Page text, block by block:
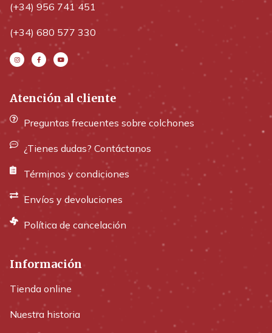
(+34) 956 741 451
(+34) 680 577 330
Atención al cliente
Preguntas frecuentes sobre colchones
¿Tienes dudas? Contáctanos
Términos y condiciones
Envíos y devoluciones
Política de cancelación
Información
Tienda online
Nuestra historia